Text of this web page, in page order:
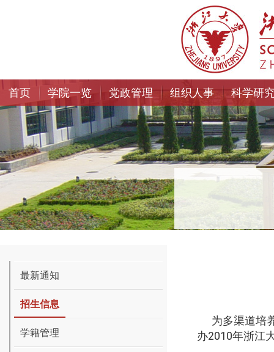
首页 学院一览 党政管理 组织人事 科学研
最新通知
招生信息
学籍管理
为多渠道培
办2010年浙江